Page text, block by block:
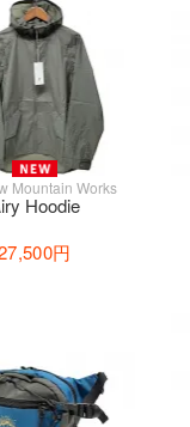
Mountain Works
Hoodie
円